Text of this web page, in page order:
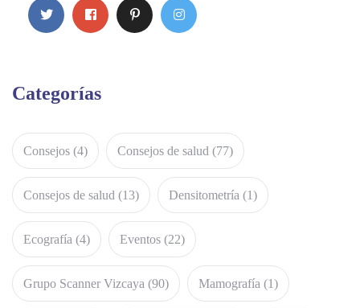
Categorías
Consejos (4) Consejos de salud (77)
Consejos de salud (13) Densitometría (1)
Ecografía (4) Eventos (22)
Grupo Scanner Vizcaya (90) Mamografía (1)